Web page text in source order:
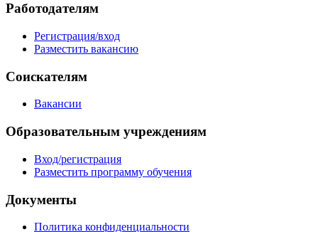
Работодателям
Регистрация/вход
Разместить вакансию
Соискателям
Вакансии
Образовательным учреждениям
Вход/регистрация
Разместить программу обучения
Документы
Политика конфиденциальности